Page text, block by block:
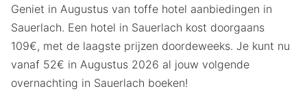
Geniet in Augustus van toffe hotel aanbiedingen in
Sauerlach. Een hotel in Sauerlach kost doorgaans
109€, met de laagste prijzen doordeweeks. Je kunt nu
vanaf 52€ in Augustus 2026 al jouw volgende
overnachting in Sauerlach boeken!